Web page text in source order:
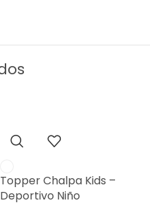
Topper Chalpa Kids –
Deportivo Niño